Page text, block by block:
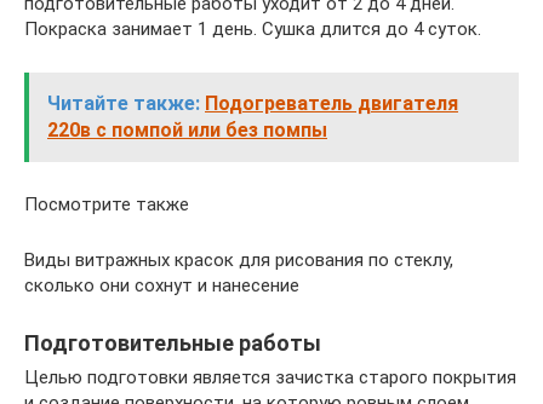
Покраска занимает 1 день. Сушка длится до 4 суток.
Читайте также: Подогреватель двигателя
220в с помпой или без помпы
Посмотрите также
Виды витражных красок для рисования по стеклу,
сколько они сохнут и нанесение
Подготовительные работы
Целью подготовки является зачистка старого покрытия